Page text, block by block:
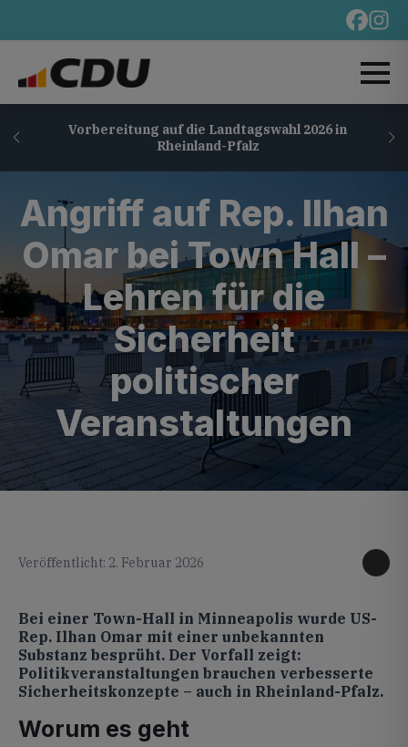
Vorbereitung auf die Landtagswahl 2026 in
Rheinland-Pfalz
Angriff auf Rep. Ilhan
Omar bei Town Hall –
Lehren für die
Sicherheit
politischer
Veranstaltungen
Veröffentlicht: 2. Februar 2026
Bei einer Town-Hall in Minneapolis wurde US-
Rep. Ilhan Omar mit einer unbekannten
Substanz besprüht. Der Vorfall zeigt:
Politikveranstaltungen brauchen verbesserte
Sicherheitskonzepte – auch in Rheinland-Pfalz.
Worum es geht